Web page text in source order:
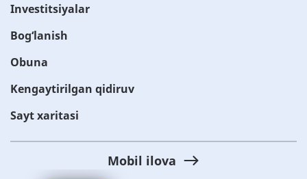
Investitsiyalar
Bog‘lanish
Obuna
Kengaytirilgan qidiruv
Sayt xaritasi
Mobil ilova